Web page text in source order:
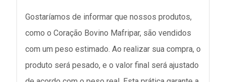
Gostaríamos de informar que nossos produtos,
como o Coração Bovino Mafripar, são vendidos
com um peso estimado. Ao realizar sua compra, o
produto será pesado, e o valor final será ajustado